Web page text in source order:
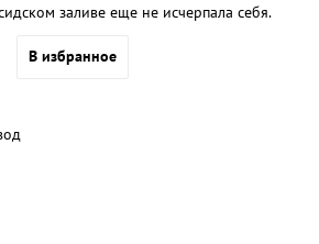
заливе еще не исчерпала себя.
В избранное